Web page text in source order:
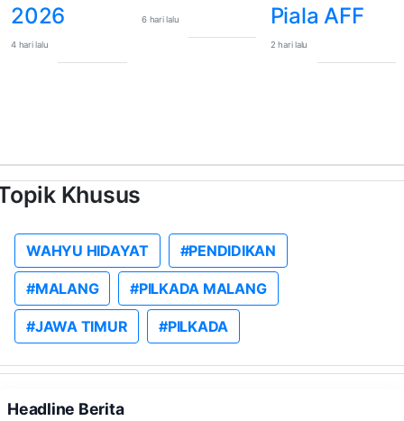
2026
4 hari lalu
6 hari lalu
Piala AFF
2 hari lalu
Khusus
WAHYU HIDAYAT #PENDIDIKAN
#MALANG #PILKADA MALANG
#JAWA TIMUR #PILKADA
Headline Berita